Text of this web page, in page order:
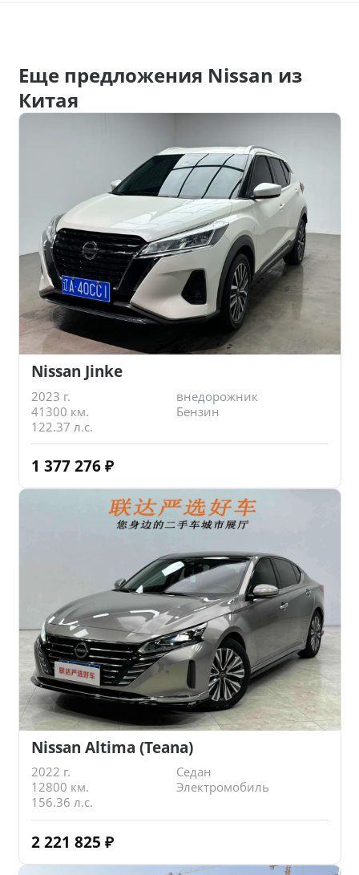
Еще предложения Nissan из
Китая
Nissan Jinke
2023 г.
внедорожник
41300 км.
Бензин
122.37 л.с.
1 377 276 ₽
Nissan Altima (Teana)
2022 г.
Седан
12800 км.
Электромобиль
156.36 л.с.
2 221 825 ₽